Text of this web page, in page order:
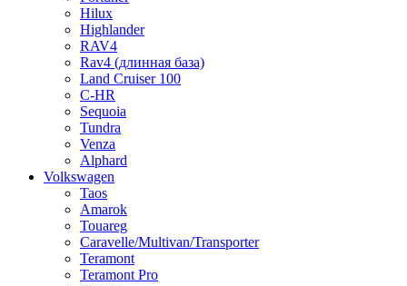
Hilux
Highlander
RAV4
Rav4 (длинная база)
Land Cruiser 100
C-HR
Sequoia
Tundra
Venza
Alphard
Volkswagen
Taos
Amarok
Touareg
Caravelle/Multivan/Transporter
Teramont
Teramont Pro